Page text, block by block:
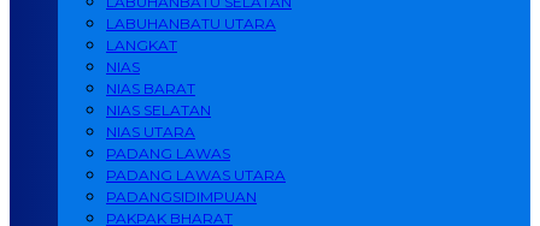
LABUHANBATU UTARA
LANGKAT
NIAS
NIAS BARAT
NIAS SELATAN
NIAS UTARA
PADANG LAWAS
PADANG LAWAS UTARA
PADANGSIDIMPUAN
PAKPAK BHARAT